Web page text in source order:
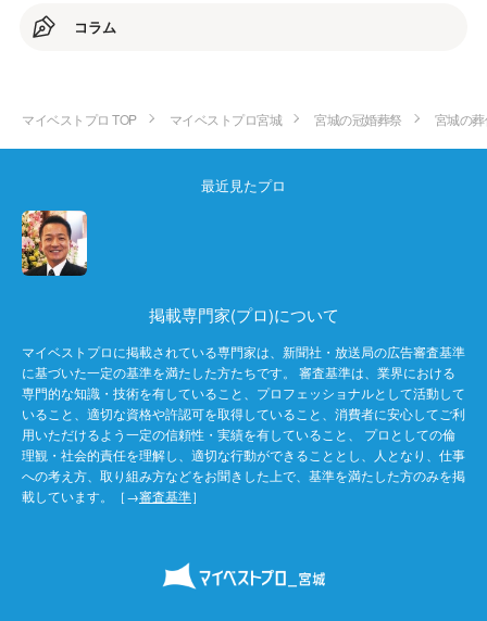
コラム
マイベストプロ TOP マイベストプロ宮城 宮城の冠婚葬祭 宮城の
最近見たプロ
掲載専門家(プロ)について
マイベストプロに掲載されている専門家は、新聞社・放送局の広告審査基準
に基づいた一定の基準を満たした方たちです。 審査基準は、業界における
専門的な知識・技術を有していること、プロフェッショナルとして活動して
いること、適切な資格や許認可を取得していること、消費者に安心してご利
用いただけるよう一定の信頼性・実績を有していること、 プロとしての倫
理観・社会的責任を理解し、適切な行動ができることとし、人となり、仕事
への考え方、取り組み方などをお聞きした上で、基準を満たした方のみを掲
載しています。［→審査基準］